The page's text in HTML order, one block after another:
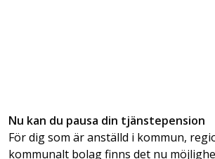
Nu kan du pausa din tjänstepension
För dig som är anställd i kommun,
kommunalt bolag finns det nu